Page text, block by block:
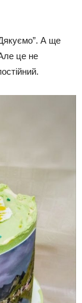
А ще
це не